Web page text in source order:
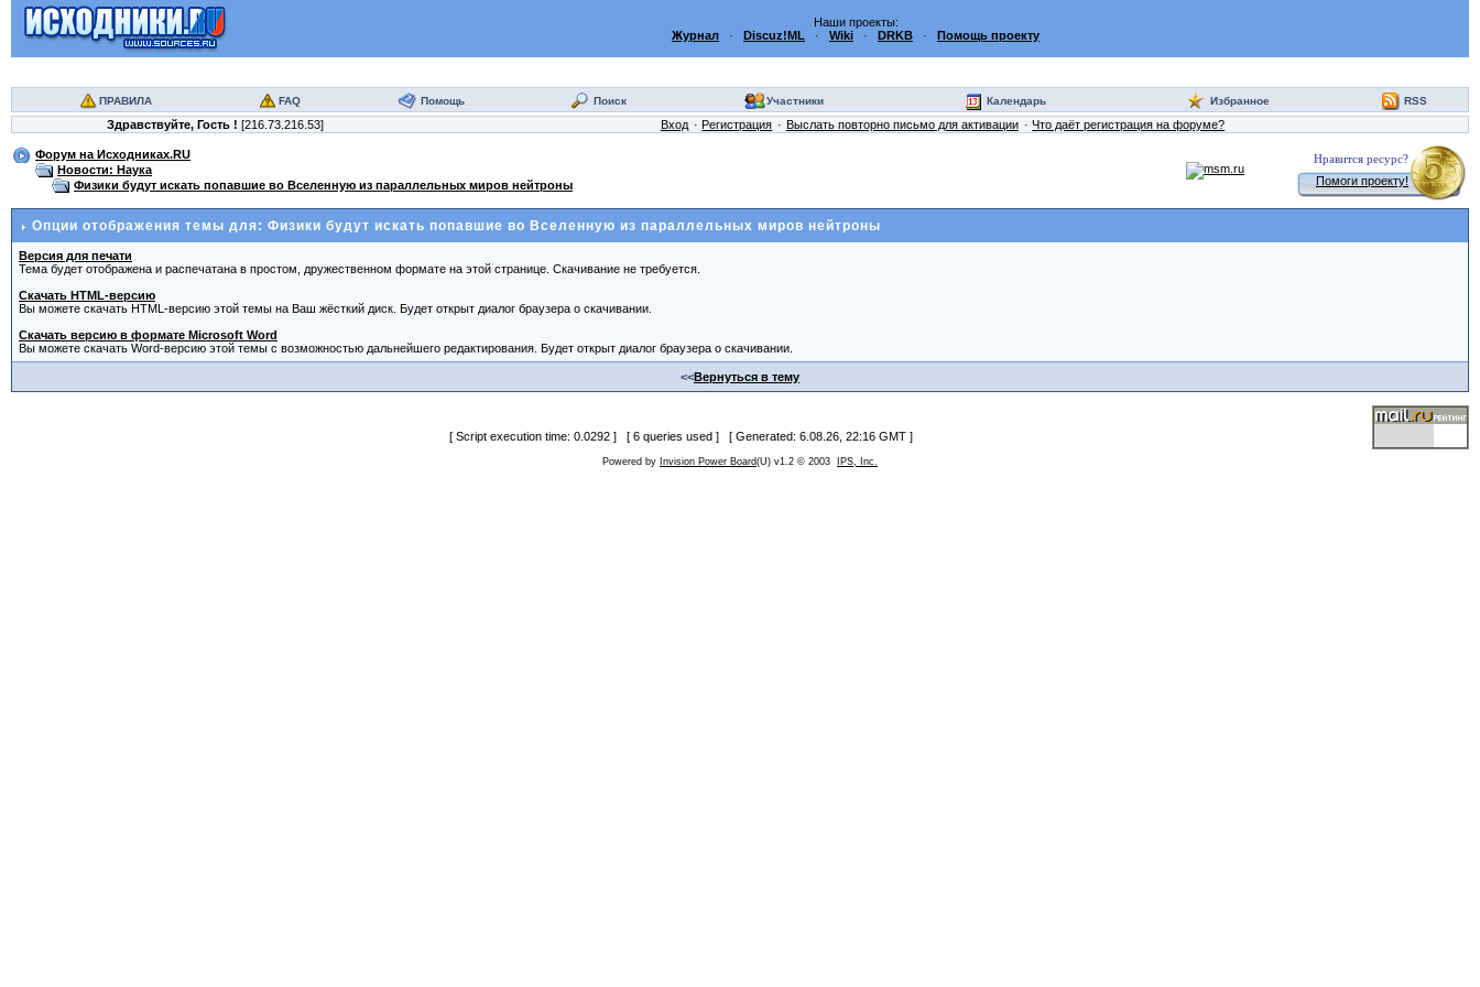
Наши проекты:
Журнал · Discuz!ML · Wiki · DRKB · Помощь проекту
ПРАВИЛА FAQ Помощь Поиск Участники Календарь Избранное RSS
Здравствуйте, Гость! [216.73.216.53] Вход Регистрация Выслать повторно письмо для активации Что даёт регистрация на форуме?
Форум на Исходниках.RU
Новости: Наука
Физики будут искать попавшие во Вселенную из параллельных миров нейтроны
Нравится ресурс?
Помоги проекту!
Опции отображения темы для: Физики будут искать попавшие во Вселенную из параллельных миров нейтроны
Версия для печати
Тема будет отображена и распечатана в простом, дружественном формате на этой странице. Скачивание не требуется.
Скачать HTML-версию
Вы можете скачать HTML-версию этой темы на Ваш жёсткий диск. Будет открыт диалог браузера о скачивании.
Скачать версию в формате Microsoft Word
Вы можете скачать Word-версию этой темы с возможностью дальнейшего редактирования. Будет открыт диалог браузера о скачивании.
<<Вернуться в тему
[ Script execution time: 0.0292 ] [ 6 queries used ] [ Generated: 6.08.26, 22:16 GMT ]
Powered by Invision Power Board(U) v1.2 © 2003 IPS, Inc.